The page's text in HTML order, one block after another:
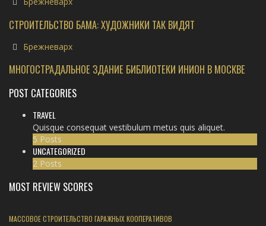
СТРОИТЕЛЬСТВО БАМА: ХУДОЖНИКИ ТАК ВИДЯТ
Брежневарх
МНОГОСТРАДАЛЬНОЕ ЗДАНИЕ БИБЛИОТЕКИ ИНИОН В МОСКВЕ
POST CATEGORIES
TRAVEL
Quisque consequat vestibulum metus quis aliquet.
5 Posts
UNCATEGORIZED
2 Posts
MOST REVIEW SCORES
МАССОВОЕ СТРОИТЕЛЬСТВО ГАРАЖНЫХ КООПЕРАТИВОВ